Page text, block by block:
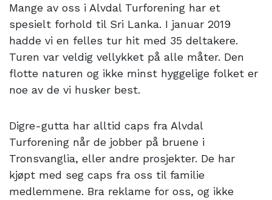
Mange av oss i Alvdal Turforening har et
spesielt forhold til Sri Lanka. I januar 2019
hadde vi en felles tur hit med 35 deltakere.
Turen var veldig vellykket på alle måter. Den
flotte naturen og ikke minst hyggelige folket er
noe av de vi husker best.
Digre-gutta har alltid caps fra Alvdal
Turforening når de jobber på bruene i
Tronsvanglia, eller andre prosjekter. De har
kjøpt med seg caps fra oss til familie
medlemmene. Bra reklame for oss, og ikke